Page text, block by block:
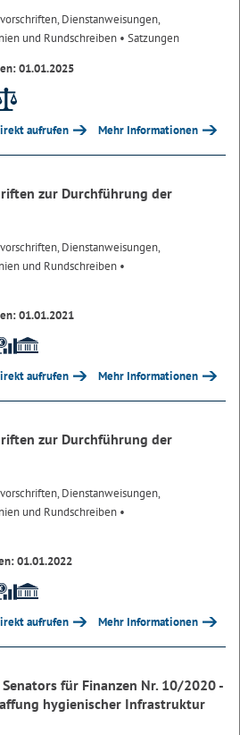
Dienstanweisungen,
und Rundschreiben • Satzungen
01.01.2025
aufrufen Mehr Informationen
zur Durchführung der
Dienstanweisungen,
und Rundschreiben •
01.01.2021
aufrufen Mehr Informationen
zur Durchführung der
Dienstanweisungen,
und Rundschreiben •
01.01.2022
aufrufen Mehr Informationen
für Finanzen Nr. 10/2020 -
hygienischer Infrastruktur